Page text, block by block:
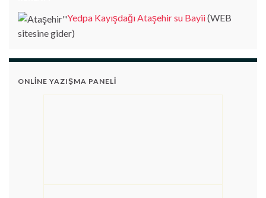
Yedpa Kayışdağı Ataşehir su Bayii(WEB
sitesine gider)
ONLINE YAZIŞMA PANELI